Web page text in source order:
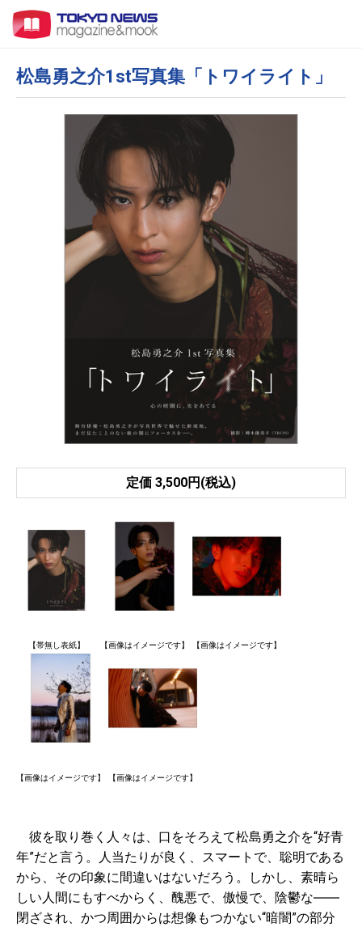
松島勇之介1st写真集「トワイライト」
定価 3,500円(税込)
【帯無し表紙】 【画像はイメージです】 【画像はイメージです】
【画像はイメージです】 【画像はイメージです】
彼を取り巻く人々は、口をそろえて松島勇之介を“好青
年”だと言う。人当たりが良く、スマートで、聡明である
から、その印象に間違いはないだろう。しかし、素晴ら
しい人間にもすべからく、醜悪で、傲慢で、陰鬱な――
閉ざされ、かつ周囲からは想像もつかない“暗闇”の部分